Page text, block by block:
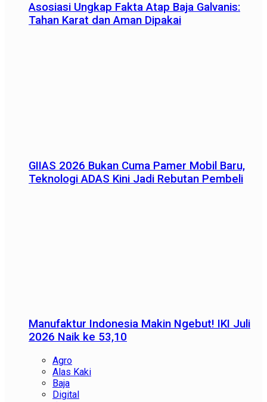
Asosiasi Ungkap Fakta Atap Baja Galvanis:
Tahan Karat dan Aman Dipakai
GIIAS 2026 Bukan Cuma Pamer Mobil Baru,
Teknologi ADAS Kini Jadi Rebutan Pembeli
Manufaktur Indonesia Makin Ngebut! IKI Juli
2026 Naik ke 53,10
Agro
Alas Kaki
Baja
Digital